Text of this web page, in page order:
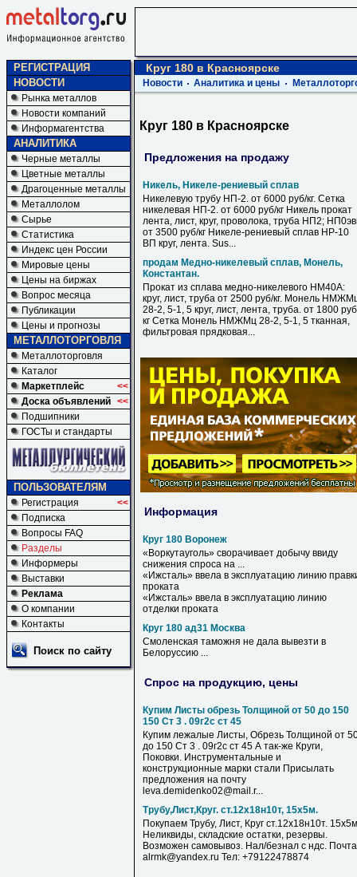
РЕГИСТРАЦИЯ
НОВОСТИ
Рынка металлов
Новости компаний
Информагентства
АНАЛИТИКА
Черные металлы
Цветные металлы
Драгоценные металлы
Металлолом
Сырье
Статистика
Индекс цен России
Мировые цены
Цены на биржах
Вопрос месяца
Публикации
Цены и прогнозы
МЕТАЛЛОТОРГОВЛЯ
Металлоторговля
Каталог
Маркетплейс
<<
Доска объявлений <<
Подшипники
ГОСТы и стандарты
ПОЛЬЗОВАТЕЛЯМ
Регистрация
<<
Подписка
Вопросы FAQ
Разделы
Информеры
Выставки
Реклама
О компании
Контакты
Поиск по сайту
Круг 180 в Красноярске
Новости Аналитика и цены
Круг 180 в Красноярске
Предложения на продажу
Никель, Никеле-рениевый сплав
Никелевую трубу НП-2. от 6000 руб/кг. Сетка
никелевая НП-2. от 6000 руб/кг Никель прокат
лента, лист, круг, проволока, труба НП2;
от 3500 руб/кг Никеле-рениевый сплав НР-10
ВП круг, лента. Sus...
продам Медно-никелевый сплав, Монель,
Константан.
Прокат из сплава медно-никелевого НМ40А:
круг, лист, труба от 2500 руб/кг. Монель
28-2, 5-1, 5 круг, лист, лента, труба. от 1800
кг Сетка Монель НМЖМц 28-2, 5-1, 5 тканная,
фильтровая прядковая...
Информация
Круг 180 Воронеж
«Воркутауголь» сворачивает добычу ввиду
снижения спроса на ...
«Ижсталь» ввела в эксплуатацию линию
проката
«Ижсталь» ввела в эксплуатацию линию
отделки проката
Круг 180 ад31 Москва
Смоленская таможня не дала вывезти в
Белоруссию ...
Спрос на продукцию, цены
Купим Листы обрезь Толщиной от 50 до 150
150 Ст 3 . 09г2с ст 45
Купим лежалые Листы, Обрезь Толщиной от
до 150 Ст 3 . 09г2с ст 45 А так-же Круги,
Поковки. Инструментальные и
конструкционные марки стали Присылать
предложения на почту
leva.demidenko02@mail.r...
Трубу,Лист,Круг. ст.12х18н10т, 15х5м.
Покупаем Трубу, Лист, Круг ст.12х18н10т.
Неликвиды, складские остатки, резервы.
Возможен самовывоз. Нал/безнал с ндс.
alrmk@yandex.ru Тел: +79122478874